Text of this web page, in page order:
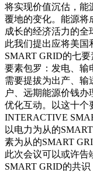
将实现价值沉估，能
覆地的变化。能源将
成长的经济活力的全
此我们提出应将美国
SMART GRID的七
要素包罗：发电、输
需要提拔为出产、输
户、远期能源价钱
优化互动。以这十个
INTERACTIVE
以电力为从的
素为从的SMART
此次会议可以或许
SMART GRID的共